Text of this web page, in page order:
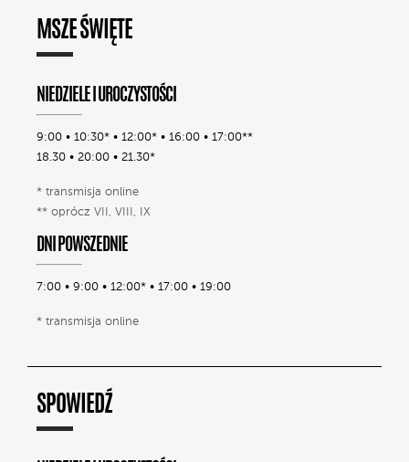
MSZE ŚWIĘTE
NIEDZIELE I UROCZYSTOŚCI
9:00 • 10:30* • 12:00* • 16:00 • 17:00**
18.30 • 20:00 • 21.30*
* transmisja online
** oprócz VII, VIII, IX
DNI POWSZEDNIE
7:00 • 9:00 • 12:00* • 17:00 • 19:00
* transmisja online
SPOWIEDŹ